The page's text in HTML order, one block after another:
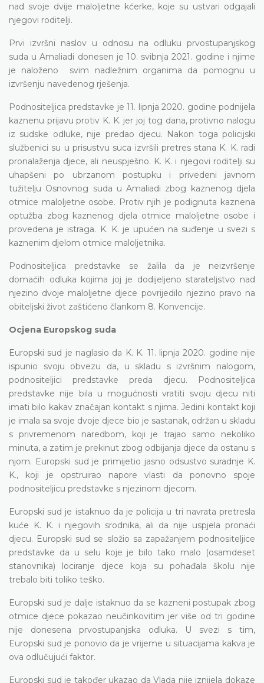
nad svoje dvije maloljetne kćerke, koje su ustvari odgajali
njegovi roditelji.
Prvi izvršni naslov u odnosu na odluku prvostupanjskog
suda u Amaliadi donesen je 10. svibnja 2021. godine i njime
je naloženo svim nadležnim organima da pomognu u
izvršenju navedenog rješenja.
Podnositeljica predstavke je 11. lipnja 2020. godine podnijela
kaznenu prijavu protiv K. K. jer joj tog dana, protivno nalogu
iz sudske odluke, nije predao djecu. Nakon toga policijski
službenici su u prisustvu suca izvršili pretres stana K. K. radi
pronalaženja djece, ali neuspješno. K. K. i njegovi roditelji su
uhapšeni po ubrzanom postupku i privedeni javnom
tužitelju Osnovnog suda u Amaliadi zbog kaznenog djela
otmice maloljetne osobe. Protiv njih je podignuta kaznena
optužba zbog kaznenog djela otmice maloljetne osobe i
provedena je istraga. K. K. je upućen na suđenje u svezi s
kaznenim djelom otmice maloljetnika.
Podnositeljica predstavke se žalila da je neizvršenje
domaćih odluka kojima joj je dodijeljeno starateljstvo nad
njezino dvoje maloljetne djece povrijedilo njezino pravo na
obiteljski život zaštićeno člankom 8. Konvencije.
Ocjena Europskog suda
Europski sud je naglasio da K. K. 11. lipnja 2020. godine nije
ispunio svoju obvezu da, u skladu s izvršnim nalogom,
podnositeljici predstavke preda djecu. Podnositeljica
predstavke nije bila u mogućnosti vratiti svoju djecu niti
imati bilo kakav značajan kontakt s njima. Jedini kontakt koji
je imala sa svoje dvoje djece bio je sastanak, održan u skladu
s privremenom naredbom, koji je trajao samo nekoliko
minuta, a zatim je prekinut zbog odbijanja djece da ostanu s
njom. Europski sud je primijetio jasno odsustvo suradnje K.
K., koji je opstruirao napore vlasti da ponovno spoje
podnositeljicu predstavke s njezinom djecom.
Europski sud je istaknuo da je policija u tri navrata pretresla
kuće K. K. i njegovih srodnika, ali da nije uspjela pronaći
djecu. Europski sud se složio sa zapažanjem podnositeljice
predstavke da u selu koje je bilo tako malo (osamdeset
stanovnika) lociranje djece koja su pohađala školu nije
trebalo biti toliko teško.
Europski sud je dalje istaknuo da se kazneni postupak zbog
otmice djece pokazao neučinkovitim jer više od tri godine
nije donesena prvostupanjska odluka. U svezi s tim,
Europski sud je ponovio da je vrijeme u situacijama kakva je
ova odlučujući faktor.
Europski sud je također ukazao da Vlada nije iznijela dokaze